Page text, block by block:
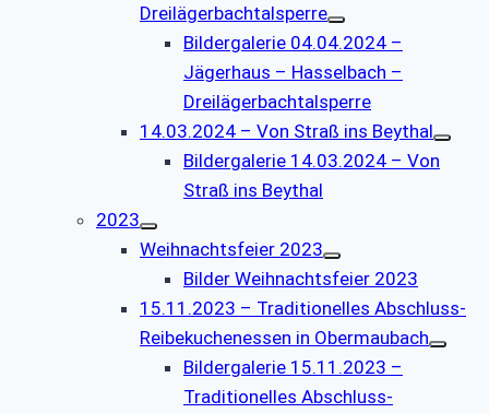
Dreilägerbachtalsperre
Bildergalerie 04.04.2024 –
Jägerhaus – Hasselbach –
Dreilägerbachtalsperre
14.03.2024 – Von Straß ins Beythal
Bildergalerie 14.03.2024 – Von
Straß ins Beythal
2023
Weihnachtsfeier 2023
Bilder Weihnachtsfeier 2023
15.11.2023 – Traditionelles Abschluss-
Reibekuchenessen in Obermaubach
Bildergalerie 15.11.2023 –
Traditionelles Abschluss-